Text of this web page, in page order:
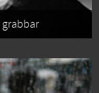
grabbar